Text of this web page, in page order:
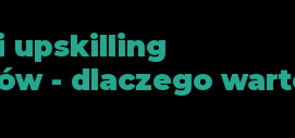
upskilling
- dlaczego